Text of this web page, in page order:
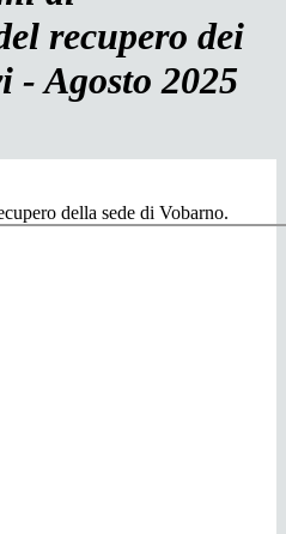
recupero dei
- Agosto 2025
della sede di Vobarno.